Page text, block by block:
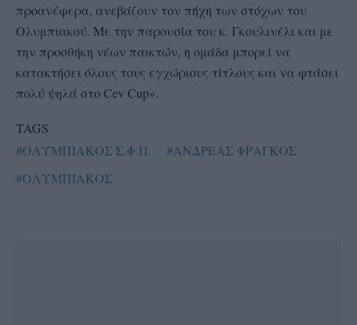
προανέφερα, ανεβάζουν τον πήχη των στόχων του
Ολυμπιακού. Με την παρουσία του κ. Γκουλινέλι και με
την προσθήκη νέων παικτών, η ομάδα μπορεί να
κατακτήσει όλους τους εγχώριους τίτλους και να φτάσει
πολύ ψηλά στο Cev Cup».
TAGS
#ΟΛΥΜΠΙΑΚΟΣ Σ.Φ.Π.
#ΑΝΔΡΕΑΣ ΦΡΑΓΚΟΣ
#ΟΛΥΜΠΙΑΚΟΣ